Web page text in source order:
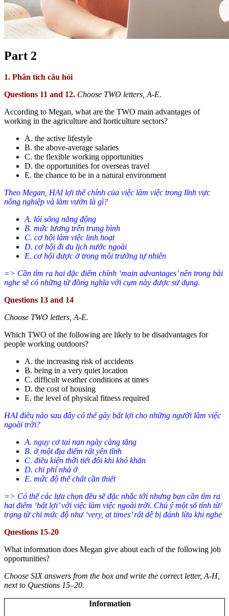
Part 2
1. Phân tích câu hỏi
Questions 11 and 12. Choose TWO letters, A-E.
According to Megan, what are the TWO main advantages of
working in the agriculture and horticulture sectors?
A. the active lifestyle
B. the above-average salaries
C. the flexible working opportunities
D. the opportunities for overseas travel
E. the chance to be in a natural environment
Theo Megan, HAI lợi thế chính của việc làm việc trong lĩnh vực
nông nghiệp và làm vườn là gì?
A. lối sống năng động
B. mức lương trên trung bình
C. cơ hội làm việc linh hoạt
D. cơ hội đi du lịch nước ngoài
E. cơ hội được ở trong môi trường tự nhiên
=> Cần tìm ra hai đặc điểm chính ‘main advantages’ nên trong bài
nghe sẽ có những từ đồng nghĩa với cụm này được sử dụng.
Questions 13 and 14
Choose TWO letters, A-E.
Which TWO of the following are likely to be disadvantages for
people working outdoors?
A. the increasing risk of accidents
B. being in a very quiet location
C. difficult weather conditions at times
D. the cost of housing
E. the level of physical fitness required
HAI điều nào sau đây có thể gây bất lợi cho những người làm việc
ngoài trời?
A. nguy cơ tai nạn ngày càng tăng
B. ở một địa điểm rất yên tĩnh
C. điều kiện thời tiết đôi khi khó khăn
D. chi phí nhà ở
E. mức độ thể chất cần thiết
=> Có thể các lựa chọn đều sẽ đặc nhắc tới nhưng bạn cần tìm ra
hai điểm ‘bất lợi’ với việc làm việc ngoài trời. Chú ý một số tính từ/
trạng từ chỉ mức độ như ‘very, at times’ rất dễ bị đánh lừa khi nghe
Questions 15-20
What information does Megan give about each of the following job
opportunities?
Choose SIX answers from the box and write the correct letter, A-H,
next to Questions 15–20.
Information